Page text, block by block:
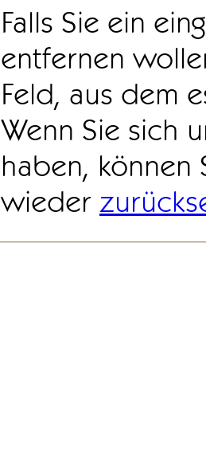
Falls Sie ein
entfernen
Feld, aus dem
Wenn Sie sich
haben, können
wieder